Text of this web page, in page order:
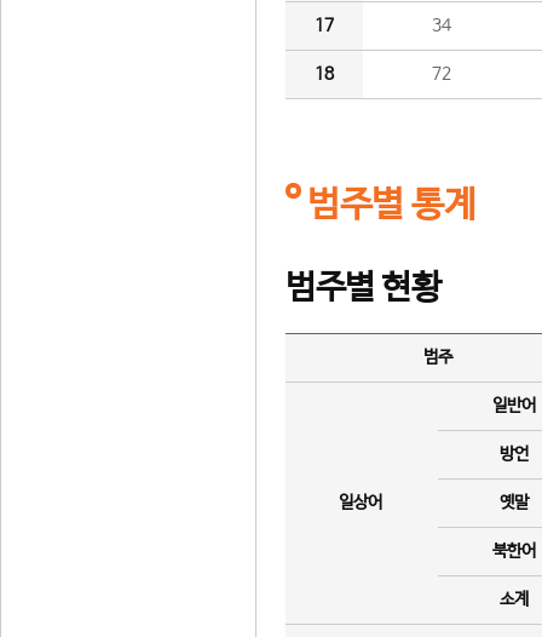
17 34
18 72
범주별 통계
범주별 현황
범주
일상어
일반어
방언
옛말
북한어
소계